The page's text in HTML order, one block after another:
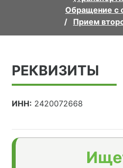
Обращение с
Прием
РЕКВИЗИТЫ
ИНН: 2420072668